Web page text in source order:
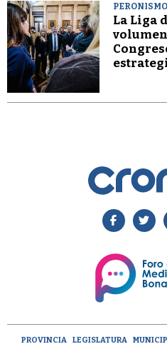
La Liga
PROVINCIA LEGISLATURA